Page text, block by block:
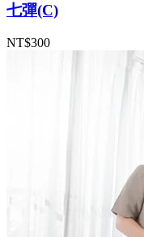
七彈(C)
NT$300